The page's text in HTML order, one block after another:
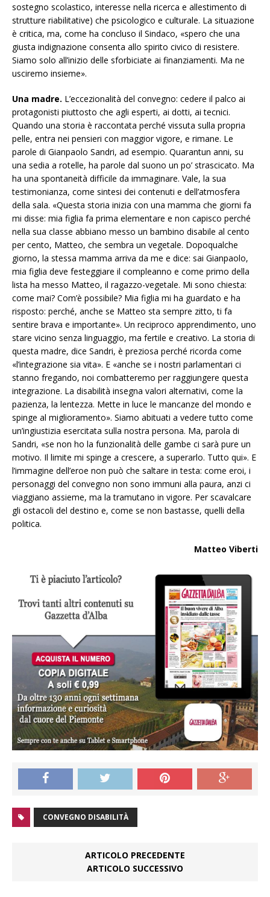
sostegno scolastico, interesse nella ricerca e allestimento di
strutture riabilitative) che psicologico e culturale. La situazione
è critica, ma, come ha concluso il Sindaco, «spero che una
giusta indignazione consenta allo spirito civico di resistere.
Siamo solo all’inizio delle sforbiciate ai finanziamenti. Ma ne
usciremo insieme».
Una madre. L’eccezionalità del convegno: cedere il palco ai
protagonisti piuttosto che agli esperti, ai dotti, ai tecnici.
Quando una storia è raccontata perché vissuta sulla propria
pelle, entra nei pensieri con maggior vigore, e rimane. Le
parole di Gianpaolo Sandri, ad esempio. Quarantun anni, su
una sedia a rotelle, ha parole dal suono un po’ strascicato. Ma
ha una spontaneità difficile da immaginare. Vale, la sua
testimonianza, come sintesi dei contenuti e dell’atmosfera
della sala. «Questa storia inizia con una mamma che giorni fa
mi disse: mia figlia fa prima elementare e non capisco perché
nella sua classe abbiano messo un bambino disabile al cento
per cento, Matteo, che sembra un vegetale. Dopoqualche
giorno, la stessa mamma arriva da me e dice: sai Gianpaolo,
mia figlia deve festeggiare il compleanno e come primo della
lista ha messo Matteo, il ragazzo-vegetale. Mi sono chiesta:
come mai? Com’è possibile? Mia figlia mi ha guardato e ha
risposto: perché, anche se Matteo sta sempre zitto, ti fa
sentire brava e importante». Un reciproco apprendimento, uno
stare vicino senza linguaggio, ma fertile e creativo. La storia di
questa madre, dice Sandri, è preziosa perché ricorda come
«l’integrazione sia vita». E «anche se i nostri parlamentari ci
stanno fregando, noi combatteremo per raggiungere questa
integrazione. La disabilità insegna valori alternativi, come la
pazienza, la lentezza. Mette in luce le mancanze del mondo e
spinge al miglioramento». Siamo abituati a vedere tutto come
un’ingiustizia esercitata sulla nostra persona. Ma, parola di
Sandri, «se non ho la funzionalità delle gambe ci sarà pure un
motivo. Il limite mi spinge a crescere, a superarlo. Tutto qui». E
l’immagine dell’eroe non può che saltare in testa: come eroi, i
personaggi del convegno non sono immuni alla paura, anzi ci
viaggiano assieme, ma la tramutano in vigore. Per scavalcare
gli ostacoli del destino e, come se non bastasse, quelli della
politica.
Matteo Viberti
CONVEGNO DISABILITÀ
ARTICOLO PRECEDENTE
ARTICOLO SUCCESSIVO